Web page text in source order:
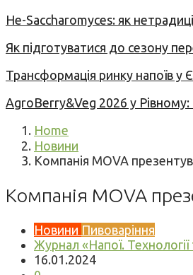
Не-Saccharomyces: як
Як підготуватися до сезону
Трансформація ринку напоїв у
AgroBerry&Veg 2026 у Рівному:
Home
Новини
Компанія MOVA
Компанія MOVA
Новини Пивоваріння
Журнал «Напої. Технології
16.01.2024